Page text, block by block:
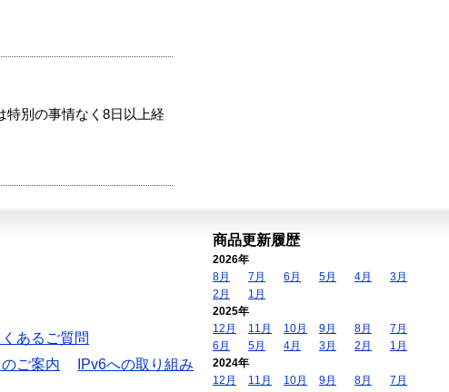
特別の事情なく8日以上経
くあるご質問
ご案内
IPv6への取り組み
商品更新履歴
2026年
8月
7月 6月 5月 4月
3月
2月
1月
2025年
12月
11月 10月 9月 8月
7月
6月
5月 4月 3月 2月
1月
2024年
12月
11月 10月 9月 8月
7月